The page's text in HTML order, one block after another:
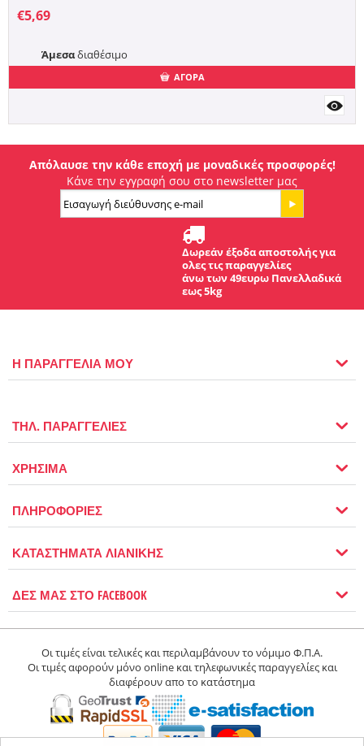
€5,69
Άμεσαδιαθέσιμο
ΑΓΟΡΑ
Απόλαυσε την κάθε εποχή με μοναδικές προσφορές!
Κάνε την εγγραφή σου στο newsletter μας
Δωρεάν έξοδα αποστολής για
ολες τις παραγγελίες
άνω των 49ευρω Πανελλαδικά
εως 5kg
Η ΠΑΡΑΓΓΕΛΙΑ ΜΟΥ
ΤΗΛ. ΠΑΡΑΓΓΕΛΙΕΣ
ΧΡΗΣΙΜΑ
ΠΛΗΡΟΦΟΡΙΕΣ
ΚΑΤΑΣΤΗΜΑΤΑ ΛΙΑΝΙΚΗΣ
ΔΕΣ ΜΑΣ ΣΤΟ FACEBOOK
Οι τιμές είναι τελικές και περιλαμβάνουν το νόμιμο Φ.Π.Α.
Οι τιμές αφορούν μόνο online και τηλεφωνικές παραγγελίες και
διαφέρουν απο το κατάστημα